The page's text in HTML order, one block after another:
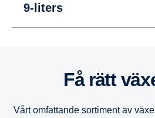
9-liters
13-liters
13-liters
13-liters
Få rätt
Vårt omfattande sortiment av